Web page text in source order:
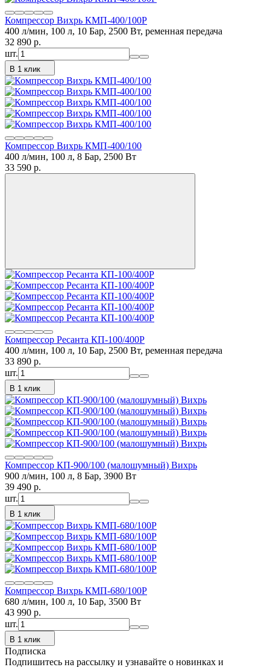
Компрессор Вихрь КМП-400/100Р
400 л/мин, 100 л, 10 Бар, 2500 Вт, ременная передача
32 890 p.
шт.
В 1 клик
Компрессор Вихрь КМП-400/100
400 л/мин, 100 л, 8 Бар, 2500 Вт
33 590 p.
Компрессор Ресанта КП-100/400Р
400 л/мин, 100 л, 10 Бар, 2500 Вт, ременная передача
33 890 p.
шт.
В 1 клик
Компрессор КП-900/100 (малошумный) Вихрь
900 л/мин, 100 л, 8 Бар, 3900 Вт
39 490 p.
шт.
В 1 клик
Компрессор Вихрь КМП-680/100Р
680 л/мин, 100 л, 10 Бар, 3500 Вт
43 990 p.
шт.
В 1 клик
Подписка
Подпишитесь на рассылку и узнавайте о новинках и